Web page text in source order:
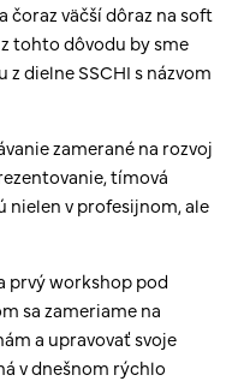
čoraz väčší dôraz na soft
tohto dôvodu by sme
dielne SSCHI s názvom
zamerané na rozvoj
tímová
nielen v profesijnom, ale
prvý workshop pod
sa zameriame na
a upravovať svoje
v dnešnom rýchlo